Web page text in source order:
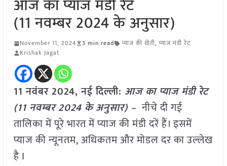
आज का प्याज मंडी रेट
(11 नवम्बर 2024 के अनुसार)
November 11, 2024 3 min read प्याज की खेती, प्याज मंडी रेट
Krishak Jagat
11 नवंबर 2024, नई दिल्ली: आज का प्याज मंडी रेट
(11 नवम्बर 2024 के अनुसार) – नीचे दी गई
तालिका में पूरे भारत में प्याज की मंडी दरें हैं। इसमें
प्याज की न्यूनतम, अधिकतम और मोडल दर का उल्लेख
है I